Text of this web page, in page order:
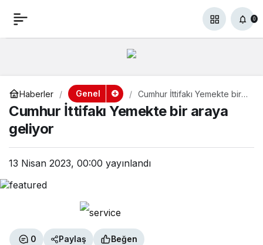
0
Haberler Genel
Cumhur İttifakı Yemekte bir
araya geliyor
Cumhur İttifakı Yemekte bir araya
geliyor
13 Nisan 2023, 00:00 yayınlandı
0 Paylaş Beğen
Cumhur İttifakı Yemekte 0 Paylaş